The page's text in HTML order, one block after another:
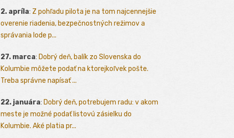
2. apríla: Z pohľadu pilota je na tom najcennejšie
overenie riadenia, bezpečnostných režimov a
správania lode p...
27. marca: Dobrý deň, balík zo Slovenska do
Kolumbie môžete podať na ktorejkoľvek pošte.
Treba správne napísať ...
22. januára: Dobrý deň, potrebujem radu: v akom
meste je možné podať listovú zásielku do
Kolumbie. Aké platia pr...